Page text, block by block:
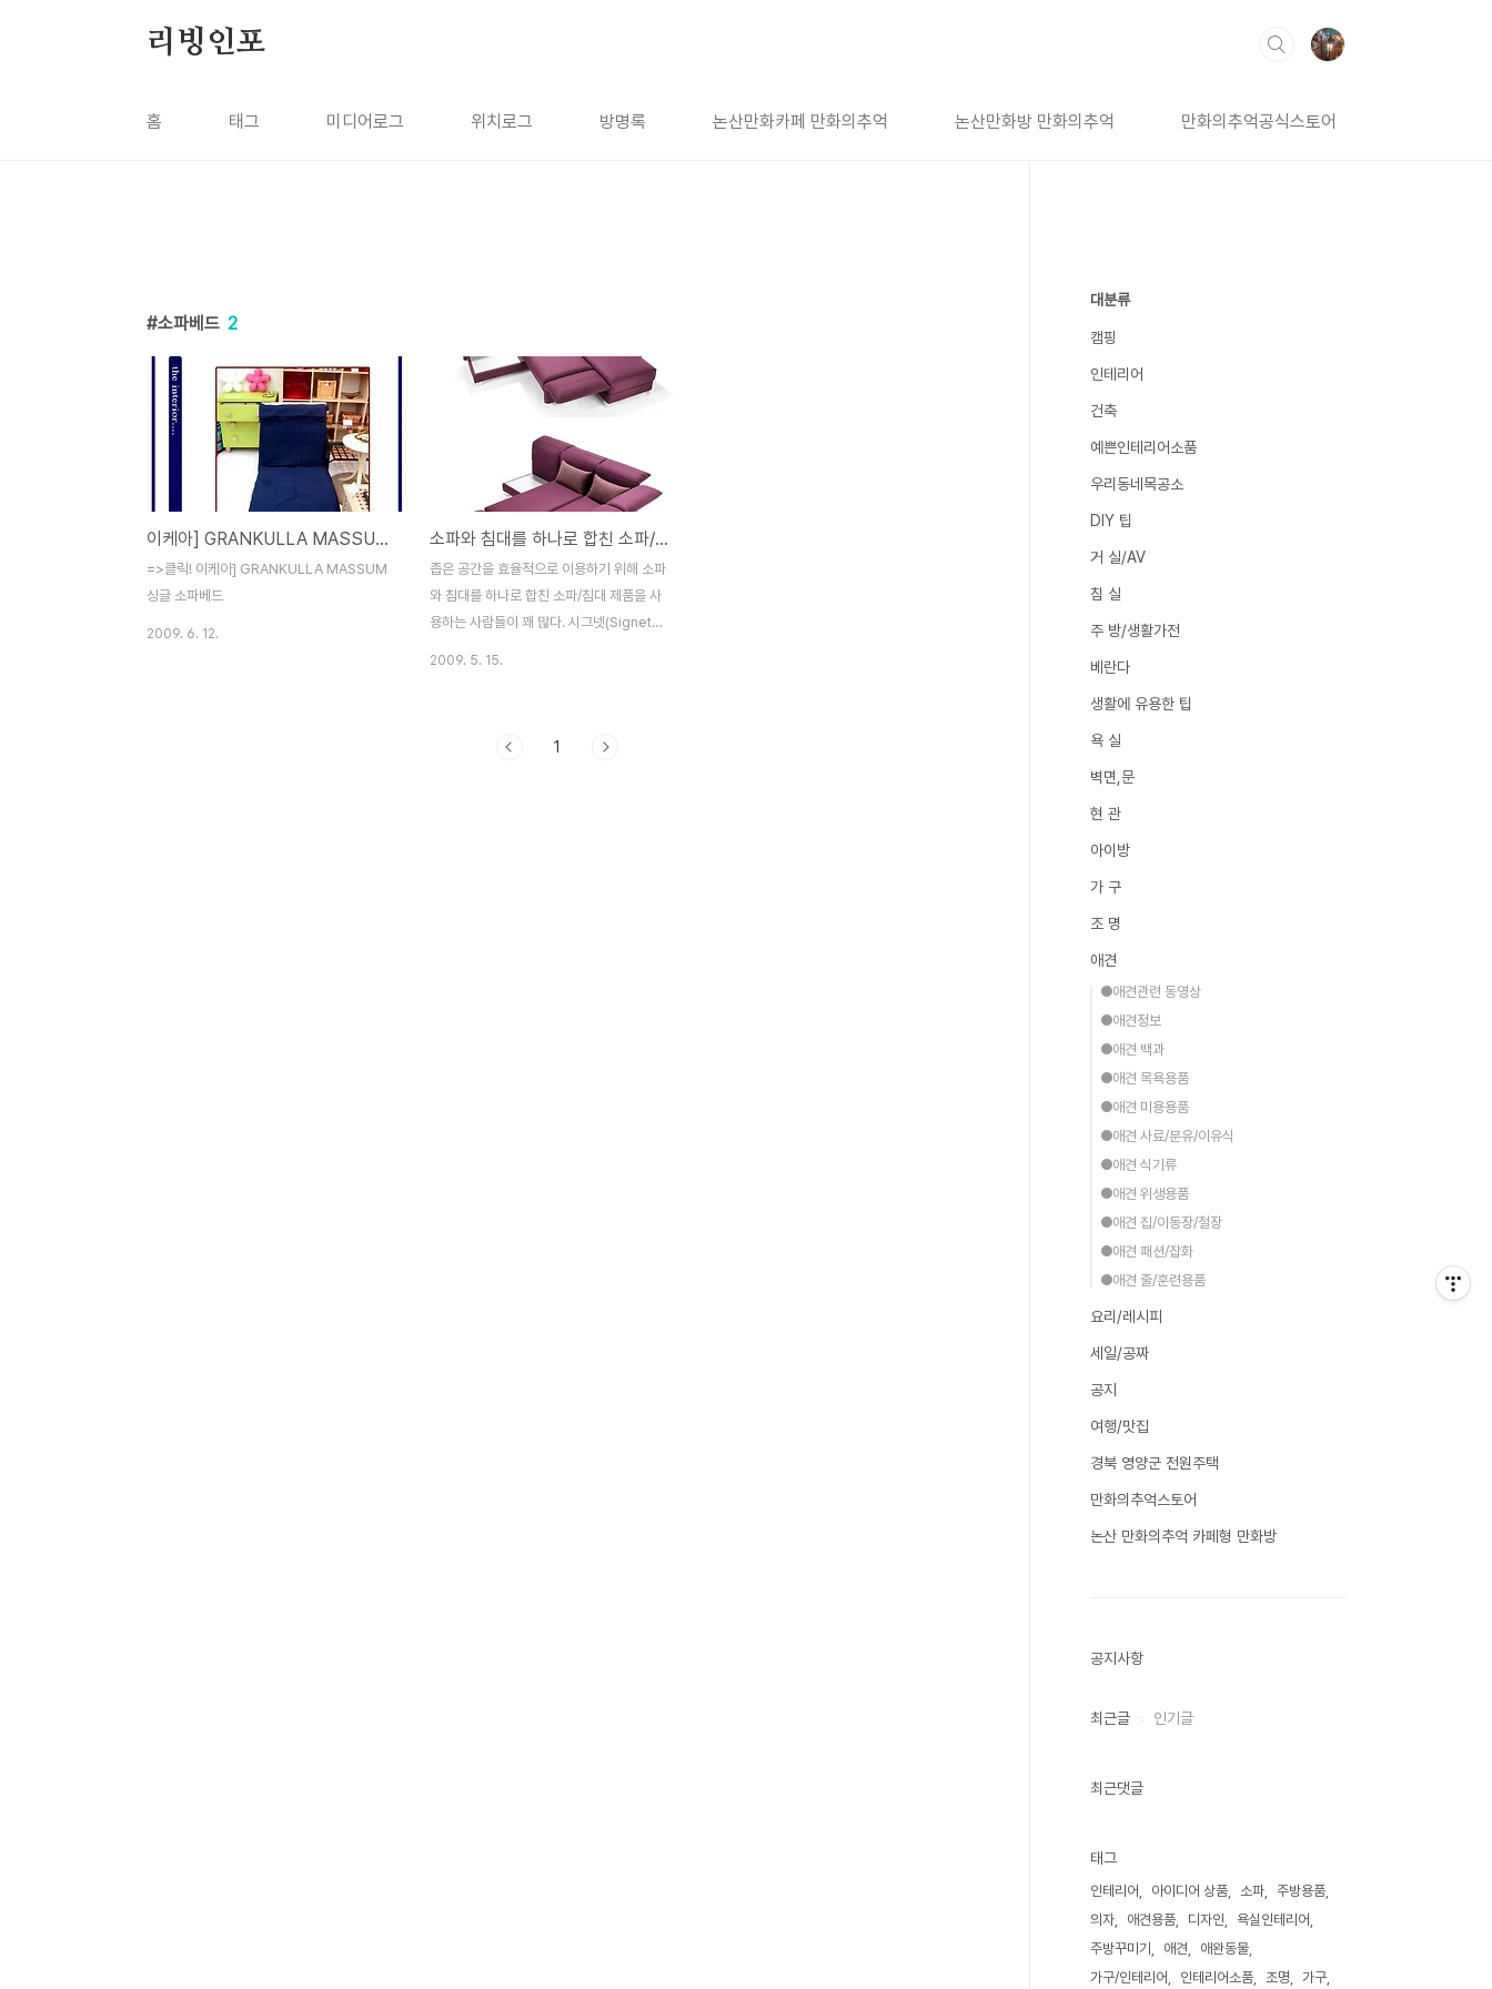
리빙인포
홈 태그 미디어로그 위치로그 방명록 논산만화카페 만화의추억 논산만화방 만화의추억 만화의추억공식스토어
소파베드 2
이케아] GRANKULLA MASSUM 싱글 소파베드
=>클릭! 이케아] GRANKULLA MASSUM
싱글 소파베드
2009. 6. 12.
소파와 침대를 하나로 합친 소파/침대 더블침대로 변신하는 소파 ‘유보스’
좁은 공간을 효율적으로 이용하기 위해 소파
와 침대를 하나로 합친 소파/침대 제품을 사
용하는 사람들이 꽤 많다. 시그넷(Signet
낮에는 등받이를 똑바로 세워 사용하고, 저녁
2009. 5. 15.
1
대분류
캠핑
인테리어
건축
예쁜인테리어소품
우리동네목공소
DIY 팁
거 실/AV
침 실
주 방/생활가전
베란다
생활에 유용한 팁
욕 실
벽면,문
현 관
아이방
가 구
조 명
애견
●애견관련 동영상
●애견정보
●애견 백과
●애견 목욕용품
●애견 미용용품
●애견 사료/분유/이유식
●애견 식기류
●애견 위생용품
●애견 집/이동장/철장
●애견 패션/잡화
●애견 줄/훈련용품
요리/레시피
세일/공짜
공지
여행/맛집
경북 영양군 전원주택
만화의추억스토어
논산 만화의추억 카페형 만화방
공지사항
최근글 인기글
최근댓글
태그
인테리어 아이디어 상품 소파
주방용품
의자
애견용품 디자인
욕실인테리어
주방꾸미기
애견
애완동물
가구/인테리어
인테리어소품 조명
가구